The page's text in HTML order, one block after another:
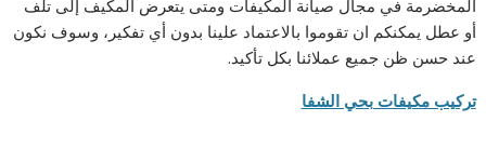
المخضرمة في مجال صيانة المكيفات ومتى يتعرض المكيف إلى تلف
أو عطل يمكنكم ان تقوموا بالاعتماد علينا بدون أي تفكير، وسوف نكون
عند حسن ظن جميع عملائنا بكل تأكيد.
تركيب مكيفات بحي الشفا